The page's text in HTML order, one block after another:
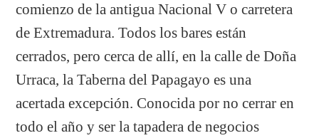
comienzo de la antigua Nacional V o carretera
de Extremadura. Todos los bares están
cerrados, pero cerca de allí, en la calle de Doña
Urraca, la Taberna del Papagayo es una
acertada excepción. Conocida por no cerrar en
todo el año y ser la tapadera de negocios